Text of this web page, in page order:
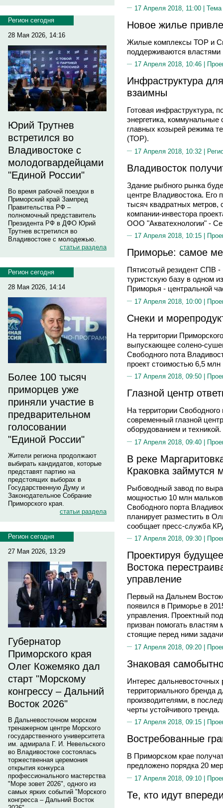
Регион сегодня
28 Мая 2026, 14:16
Юрий Трутнев
встретился во
Владивостоке с
молодогвардейцами
"Единой России"
Во время рабочей поездки в
Приморский край Зампред
Правительства РФ –
полномочный представитель
Президента РФ в ДФО Юрий
Трутнев встретился во
Владивостоке с молодежью.
статьи раздела
Регион сегодня
28 Мая 2026, 14:14
Более 100 тысяч
приморцев уже
приняли участие в
предварительном
голосовании
"Единой России"
Жители региона продолжают
выбирать кандидатов, которые
представят партию на
предстоящих выборах в
Государственную Думу и
Законодательное Собрание
Приморского края.
статьи раздела
Регион сегодня
27 Мая 2026, 13:29
Губернатор
Приморского края
Олег Кожемяко дал
старт "Морскому
конгрессу – Дальний
Восток 2026"
В Дальневосточном морском
тренажерном центре Морского
государственного университета
им. адмирала Г. И. Невельского
во Владивостоке состоялась
торжественная церемония
открытия конкурса
профессионального мастерства
"Море зовет 2026", одного из
самых ярких событий "Морского
конгресса – Дальний Восток
17 Апреля 2018, 11:00 | Тема
Новое жилье
Жилые комплексы ТОР и
поддерживаются властями
17 Апреля 2018, 10:46 |
Инфраструктура
взаимны
Готовая инфраструктура,
энергетика, коммунальные
главных козырей режима
(ТОР).
17 Апреля 2018, 10:32 |
Владивосток
Здание рыбного рынка
центре Владивостока. Его
тысяч квадратных метров,
компании-инвестора
ООО "Акватехнологии" -
17 Апреля 2018, 10:15 |
Приморье: самое
Пятисотый резидент СПВ -
туристскую базу в одном
Приморья - центральной
17 Апреля 2018, 10:00 |
Снеки и
На территории
выпускающее солено-
Свободного пота
проект стоимостью 6,5 млн
17 Апреля 2018, 09:50 |
Глазной центр
На территории Свободного
современный глазной
оборудованием и техникой.
17 Апреля 2018, 09:40 |
В реке
Краковка займутся
Рыбоводный завод по
мощностью 10 млн
Свободного порта
планирует разместить в
сообщает пресс-служба
17 Апреля 2018, 09:30 |
Проектируя
Востока
управление
Первый на Дальнем
появился в Приморье в
управления. Проектный
призван помогать
стоящие перед ними
17 Апреля 2018, 09:20 |
Знаковая
Интерес дальневосточных
территориального бренда
производителями, в
черты устойчивого тренда.
17 Апреля 2018, 09:15 |
Востребованные
В Приморском крае
предложено порядка 20
17 Апреля 2018, 09:10 |
Те, кто идут